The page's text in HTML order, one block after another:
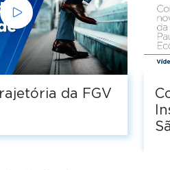
da FGV